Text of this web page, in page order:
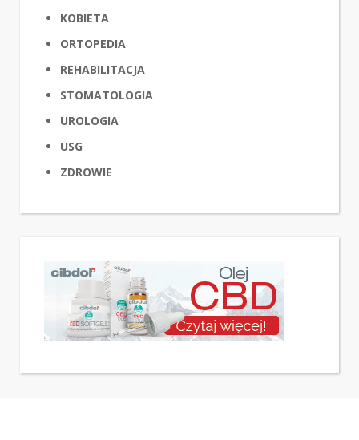
KOBIETA
ORTOPEDIA
REHABILITACJA
STOMATOLOGIA
UROLOGIA
USG
ZDROWIE